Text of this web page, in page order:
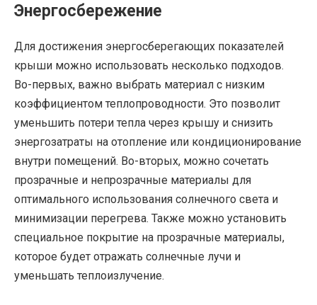
Энергосбережение
Для достижения энергосберегающих показателей
крыши можно использовать несколько подходов.
Во-первых, важно выбрать материал с низким
коэффициентом теплопроводности. Это позволит
уменьшить потери тепла через крышу и снизить
энергозатраты на отопление или кондиционирование
внутри помещений. Во-вторых, можно сочетать
прозрачные и непрозрачные материалы для
оптимального использования солнечного света и
минимизации перегрева. Также можно установить
специальное покрытие на прозрачные материалы,
которое будет отражать солнечные лучи и
уменьшать теплоизлучение.